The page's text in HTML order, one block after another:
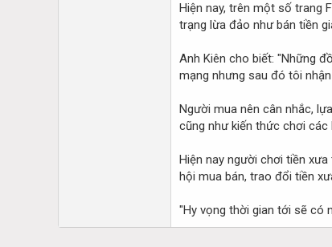
Hiện nay, trên một số trang
trạng lừa đảo như bán tiền
Anh Kiên cho biết: "Những
mạng nhưng sau đó tôi
Người mua nên cân nhắc,
cũng như kiến thức chơi các
Hiện nay người chơi tiền
hội mua bán, trao đổi tiền
"Hy vọng thời gian tới sẽ có